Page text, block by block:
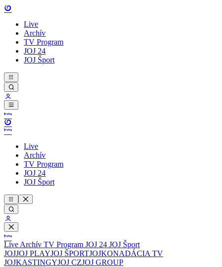
Live
Archív
TV Program
JOJ 24
JOJ Šport
Live
Archív
TV Program
JOJ 24
JOJ Šport
Live Archív TV Program JOJ 24 JOJ Šport
JOJJOJ PLAYJOJ ŠPORTJOJKONADÁCIA TV
JOJKASTINGYJOJ CZJOJ GROUP